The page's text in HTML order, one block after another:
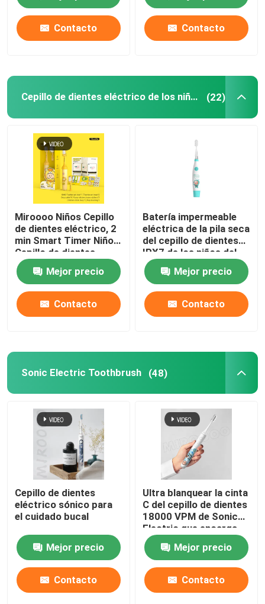
Contacto Contacto
Cepillo de dientes eléctrico de los niños (22)
Miroooo Niños Cepillo
de dientes eléctrico, 2
min Smart Timer Niños
Cepillo de dientes
eléctrico
Mejor precio
Contacto
Batería impermeable
eléctrica de la pila seca
del cepillo de dientes
IPX7 de los niños del
cepillo suave
Mejor precio
Contacto
Sonic Electric Toothbrush (48)
Cepillo de dientes
eléctrico sónico para
el cuidado bucal
Mejor precio
Contacto
Ultra blanquear la cinta
C del cepillo de dientes
18000 VPM de Sonic
Electric que encarga
de 3 modos
Mejor precio
Contacto